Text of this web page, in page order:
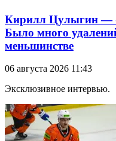
Кирилл Цулыгин —
Было много
меньшинстве
06 августа 2026 11:43
Эксклюзивное интервью.